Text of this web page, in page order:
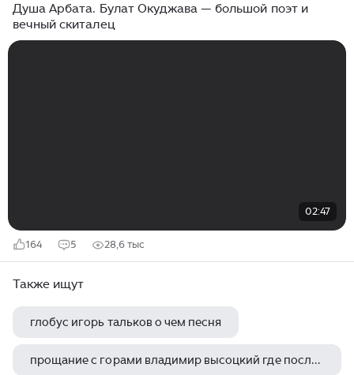
Душа Арбата. Булат Окуджава — большой поэт и
вечный скиталец
02:47
164 5 28,6 тыс
Также ищут
глобус игорь тальков о чем песня
прощание с горами владимир высоцкий где послушать